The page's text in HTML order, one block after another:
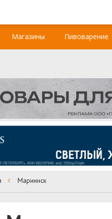
Магазины Пивоварение
Мариинск